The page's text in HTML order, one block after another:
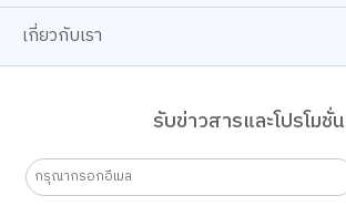
ช้อปออนไลน์
เกี่ยวกับเรา
รับข่าวสารและโปรโมชั่น